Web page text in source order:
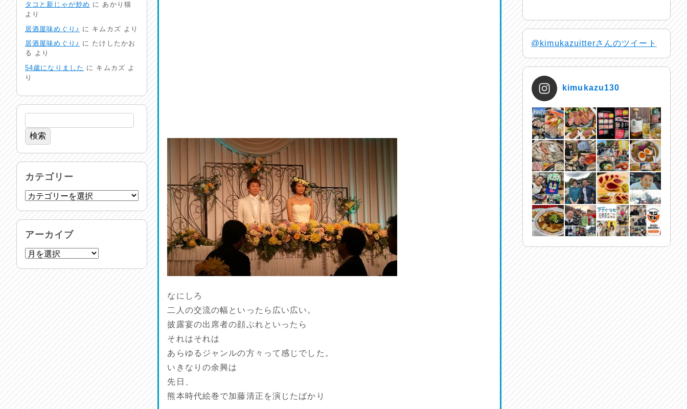
なにしろ
二人の交流の幅といったら広い広い。
披露宴の出席者の顔ぶれといったら
それはそれは
あらゆるジャンルの方々って感じでした。
いきなりの余興は
先日、
熊本時代絵巻で加藤清正を演じたばかり
@kimukazuitterさんのツイート
kimukazu130
2026/07/31
2026/07/30
命を守る行動を…
2026/07/29
反省会♪
呑めや喋れや！
リスナーの集い！
タコと新じゃが炒め にあかり猫
より
居酒屋味めぐり♪ に キムカズ より
居酒屋味めぐり♪ に たけしたかお
る より
54歳になりました に キムカズ よ
り
カテゴリー
アーカイブ